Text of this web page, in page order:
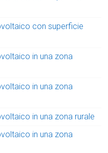
con superficie
in una zona
in una zona
in una zona rurale
in una zona